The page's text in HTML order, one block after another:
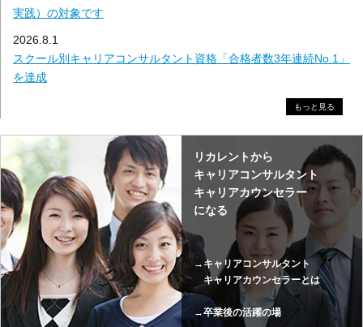
実践）の対象です
2026.8.1
スクール別キャリアコンサルタント資格「合格者数3年連続No.1」
を達成
に充実
2026.8.1
【夏休みはリカレントへ】リカレントは土日祝日、お盆期間中も
毎日開校しています。
2026.8.1
オンライン平日午前、午後クラス誕生！通学制の平日昼間クラス
も好評受付中
2026.7.1
リカレントは創立40周年を迎えました
もっと見る
リカレントから
キャリアコンサルタント
キャリアカウンセラー
になる
→キャリアコンサルタント
キャリアカウンセラーとは
→卒業後の活躍の場